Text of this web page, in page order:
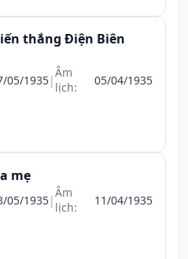
thắng Điện Biên
05/1935|Âm
lịch:
05/04/1935
mẹ
05/1935|Âm
lịch:
11/04/1935